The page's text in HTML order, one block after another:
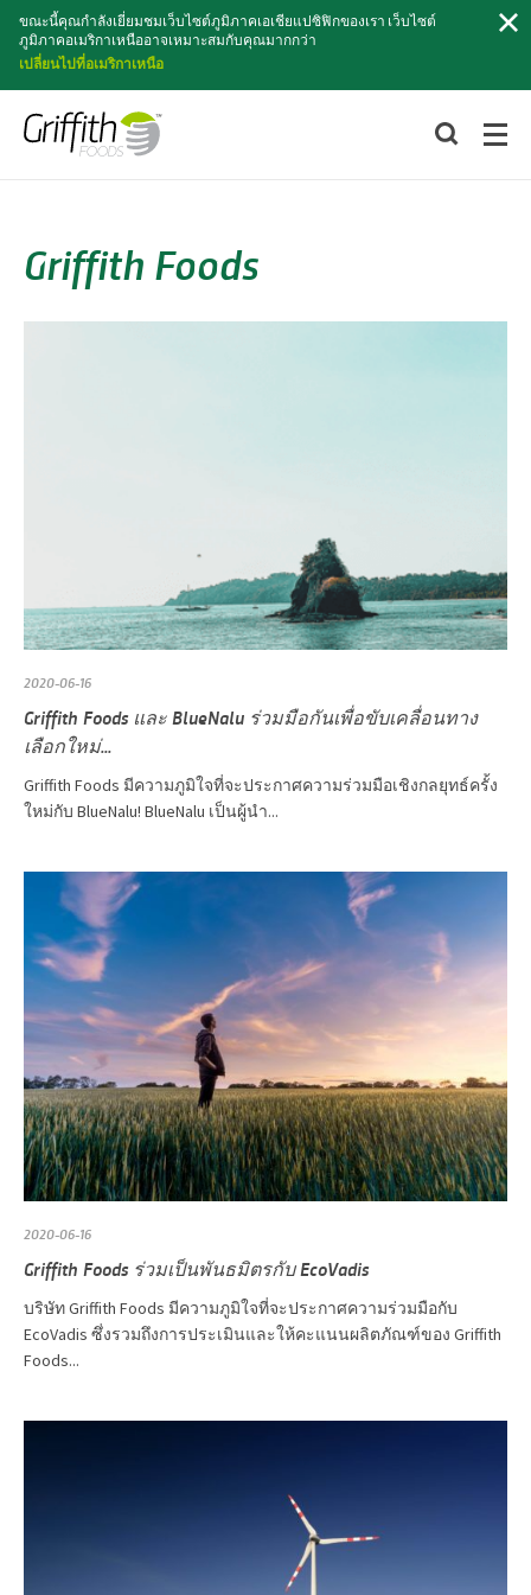
ขณะนี้คุณกำลังเยี่ยมชมเว็บไซต์ภูมิภาคเอเชียแปซิฟิกของเรา เว็บไซต์
ภูมิภาคอเมริกาเหนืออาจเหมาะสมกับคุณมากกว่า
เปลี่ยนไปที่อเมริกาเหนือ
Griffith Foods
2020-06-16
Griffith Foods และ BlueNalu ร่วมมือกันเพื่อขับเคลื่อนทาง
เลือกใหม่...
Griffith Foods มีความภูมิใจที่จะประกาศความร่วมมือเชิงกลยุทธ์ครั้ง
ใหม่กับ BlueNalu! BlueNalu เป็นผู้นำ...
2020-06-16
Griffith Foods ร่วมเป็นพันธมิตรกับ EcoVadis
บริษัท Griffith Foods มีความภูมิใจที่จะประกาศความร่วมมือกับ
EcoVadis ซึ่งรวมถึงการประเมินและให้คะแนนผลิตภัณฑ์ของ Griffith
Foods...